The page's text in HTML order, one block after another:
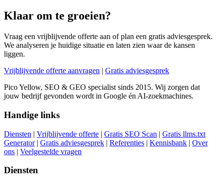
Klaar om te groeien?
Vraag een vrijblijvende offerte aan of plan een gratis adviesgesprek.
We analyseren je huidige situatie en laten zien waar de kansen
liggen.
Vrijblijvende offerte aanvragen | Gratis adviesgesprek
Pico Yellow, SEO & GEO specialist sinds 2015. Wij zorgen dat
jouw bedrijf gevonden wordt in Google én AI-zoekmachines.
Handige links
Diensten | Vrijblijvende offerte | Gratis SEO Scan | Gratis llms.txt
Generator| Gratis adviesgesprek | Referenties | Kennisbank | Over
ons | Veelgestelde vragen
Diensten